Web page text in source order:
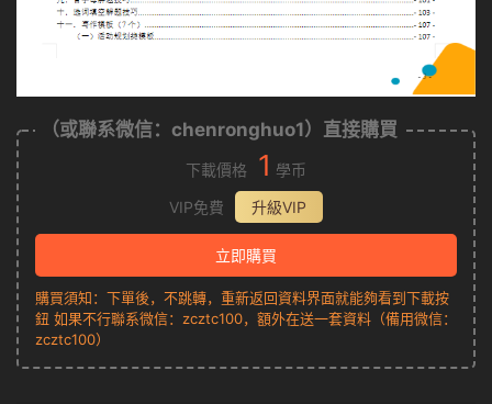
（或聯系微信：chenronghuo1）直接購買
下載價格 1 學币
VIP免費
升級VIP
立即購買
購買須知：下單後，不跳轉，重新返回資料界面就能夠看到下載按
鈕 如果不行聯系微信：zcztc100，額外在送一套資料（備用微信：
zcztc100）